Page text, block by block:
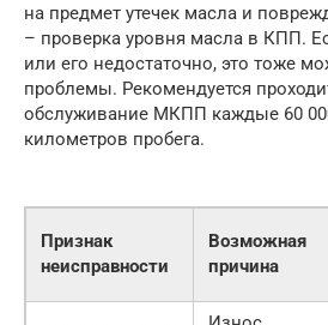
на предмет утечек масла и
– проверка уровня масла в КПП.
или его недостаточно, это тоже
проблемы. Рекомендуется
обслуживание МКПП каждые 60
километров пробега.
Признак
неисправности
Возможная
причина